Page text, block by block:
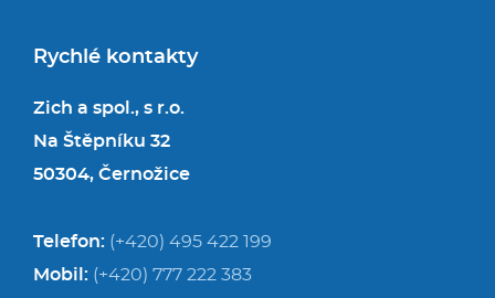
Rychlé kontakty
Zich a spol., s r.o.
Na Štěpníku 32
50304, Černožice
Telefon: (+420) 495 422 199
Mobil: (+420) 777 222 383